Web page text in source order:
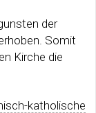
der
Somit
Kirche die
katholische